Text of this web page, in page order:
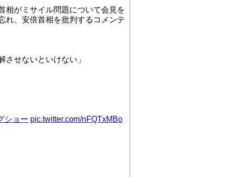
相がミサイル問題について会見を
れ、安倍首相を批判するコメンテ
せないといけない」
ショー pic.twitter.com/nFQTxMBo